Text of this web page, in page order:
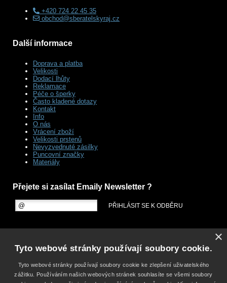
+420 724 22 45 35
obchod@sberatelskyraj.cz
Další informace
Doprava a platba
Velikosti
Dodací lhůty
Reklamace
Péče o šperky
Často kladené dotazy
Kontakt
Info
O nás
Vrácení zboží
Velikosti prstenů
Nevyzvednuté zásilky
Puncovní značky
Materiály
Přejete si zasílat Emaily Newsletter ?
×
Tyto webové stránky používají soubory cookie.
Tyto webové stránky používají soubory cookie ke zlepšení uživatelského
zážitku. Používáním našich webových stránek souhlasíte se všemi soubory